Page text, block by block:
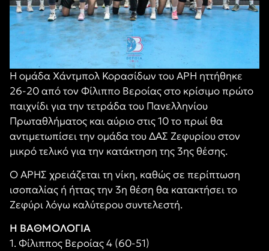
Η ομάδα Χάντμπολ Κορασίδων του ΑΡΗ ηττήθηκε
26-20 από τον Φίλιππο Βεροίας στο κρίσιμο πρώτο
παιχνίδι για την τετράδα του Πανελληνίου
Πρωταθλήματος και αύριο στις 10 το πρωί θα
αντιμετωπίσει την ομάδα του ΔΑΣ Ζεφυρίου στον
μικρό τελικό για την κατάκτηση της 3ης θέσης.
Ο ΑΡΗΣ χρειάζεται τη νίκη, καθώς σε περίπτωση
ισοπαλίας ή ήττας την 3η θέση θα κατακτήσει το
Ζεφύρι λόγω καλύτερου συντελεστή.
Η ΒΑΘΜΟΛΟΓΙΑ
1. Φίλιππος Βεροίας 4 (60-51)